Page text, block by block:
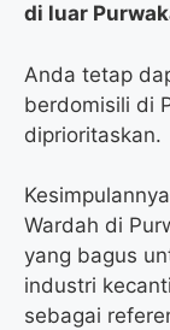
di luar
Anda tetap
berdomisili di
diprioritaskan.
Wardah di
yang bagus
industri
sebagai